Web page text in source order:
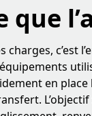
que
charges, c’est
en place